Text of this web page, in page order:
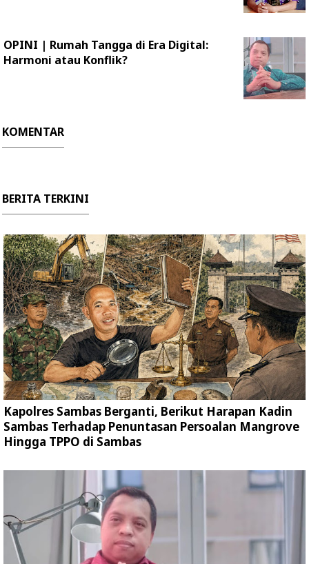
OPINI | Rumah Tangga di Era Digital:
Harmoni atau Konflik?
KOMENTAR
BERITA TERKINI
Kapolres Sambas Berganti, Berikut Harapan Kadin
Sambas Terhadap Penuntasan Persoalan Mangrove
Hingga TPPO di Sambas